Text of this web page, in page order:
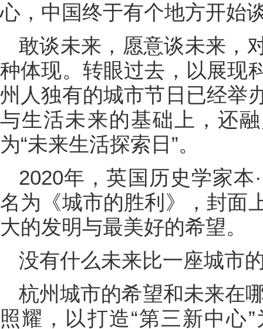
心，中国终于有个地方开始
敢谈未来，愿意谈未来，
种体现。转眼过去，以展现
州人独有的城市节日已经举
与生活未来的基础上，还
为“未来生活探索日”。
2020年，英国历史学家
名为《城市的胜利》，封面
大的发明与最美好的希望。
没有什么未来比一座城市
杭州城市的希望和未来在
照耀，以打造“第三新中心